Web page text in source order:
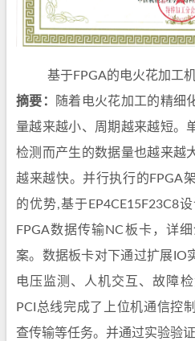
基于FPGA的电火花加工
摘要：
随着电火花加工的精细
量越来越小、周期越来越短。
检测而产生的数据量也越来越
越来越快。并行执行的FPGA
的优势,基于EP4CE15F23C8
FPGA数据传输NC板卡，详
案。数据板卡对下通过扩展IO
电压监测、人机交互、故障
PCI总线完成了上位机通信控
查传输等任务。并通过实验验证